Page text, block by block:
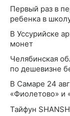
Первый раз в
ребенка в
В Уссурийске
монет
Челябинская
по дешевизне
В Самаре 24
«Фиолетово» и
Тайфун